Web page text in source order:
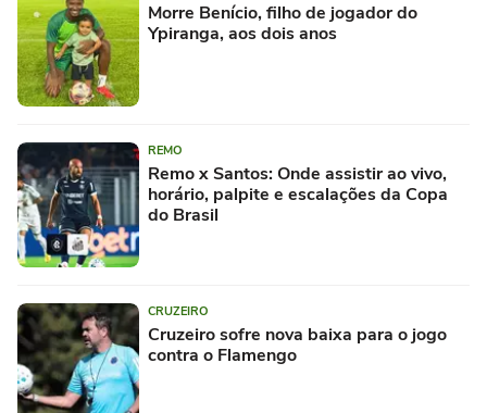
Morre Benício, filho de jogador do
Ypiranga, aos dois anos
REMO
Remo x Santos: Onde assistir ao vivo,
horário, palpite e escalações da Copa
do Brasil
CRUZEIRO
Cruzeiro sofre nova baixa para o jogo
contra o Flamengo